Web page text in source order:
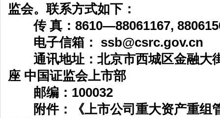
监会。联系方式如下：
传 真：8610—88061167,
电子信箱： ssb@csrc.gov.cn
通讯地址：北京市西城区金融大
座 中国证监会上市部
邮编：100032
附件：《上市公司重大资产重组